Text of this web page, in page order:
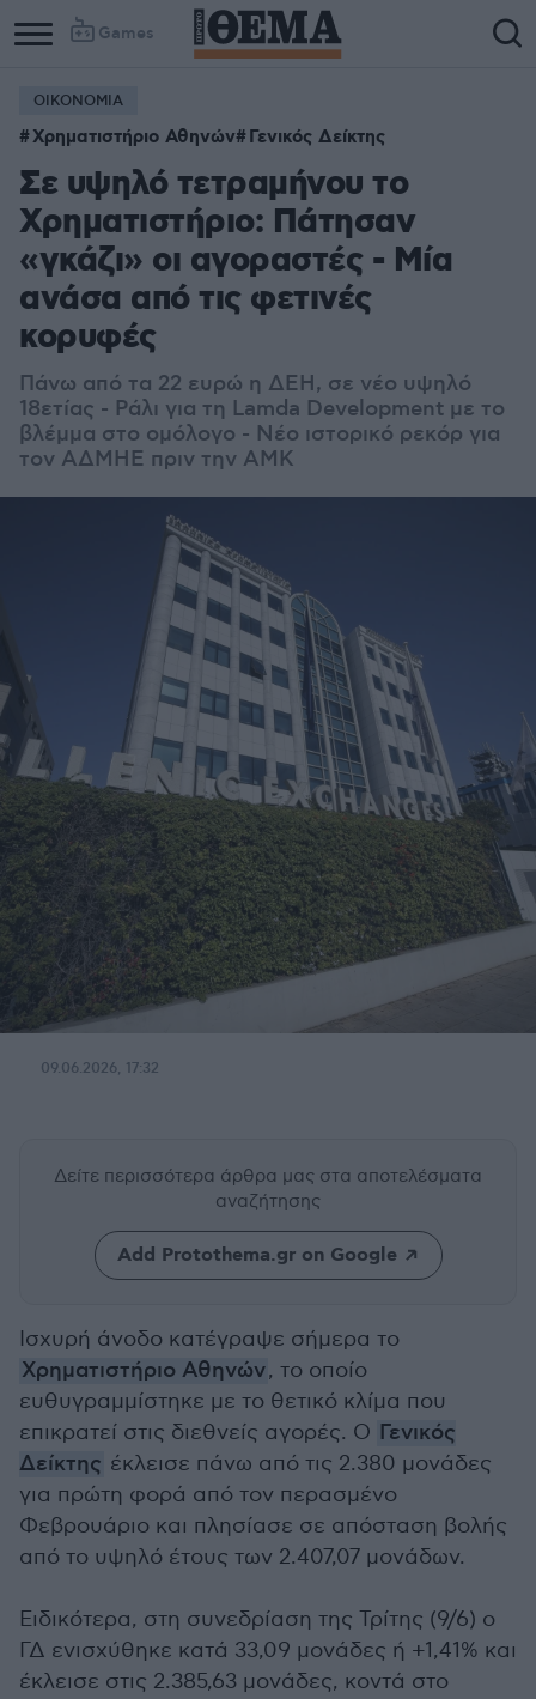
Games
ΟΙΚΟΝΟΜΙΑ
Χρηματιστήριο Αθηνών Γενικός Δείκτης
Σε υψηλό τετραμήνου το
Χρηματιστήριο: Πάτησαν
«γκάζι» οι αγοραστές - Μία
ανάσα από τις φετινές
κορυφές
Πάνω από τα 22 ευρώ η ΔΕΗ, σε νέο υψηλό
18ετίας - Ράλι για τη Lamda Development με το
βλέμμα στο ομόλογο - Νέο ιστορικό ρεκόρ για
τον ΑΔΜΗΕ πριν την ΑΜΚ
09.06.2026, 17:32
Δείτε περισσότερα άρθρα μας στα αποτελέσματα
αναζήτησης
Add Protothema.gr on Google
Ισχυρή άνοδο κατέγραψε σήμερα το
Χρηματιστήριο Αθηνών, το οποίο
ευθυγραμμίστηκε με το θετικό κλίμα που
επικρατεί στις διεθνείς αγορές. Ο Γενικός
Δείκτης έκλεισε πάνω από τις 2.380 μονάδες
για πρώτη φορά από τον περασμένο
Φεβρουάριο και πλησίασε σε απόσταση βολής
από το υψηλό έτους των 2.407,07 μονάδων.
Ειδικότερα, στη συνεδρίαση της Τρίτης (9/6) ο
ΓΔ ενισχύθηκε κατά 33,09 μονάδες ή +1,41% και
έκλεισε στις 2.385,63 μονάδες, κοντά στο